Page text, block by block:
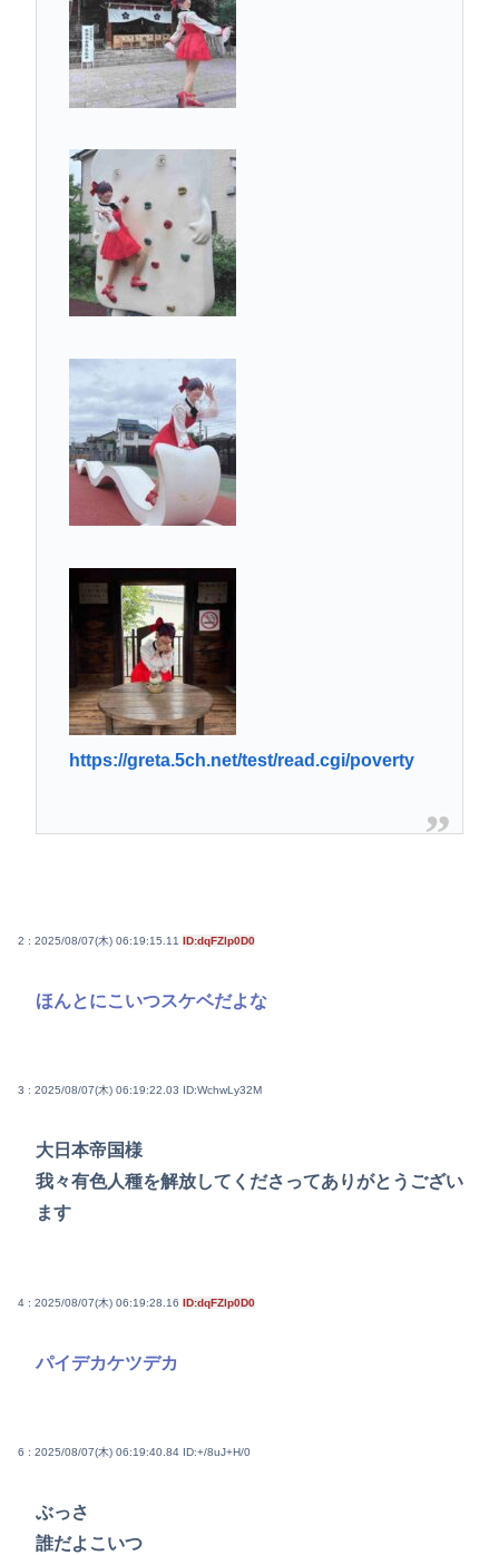
https://greta.5ch.net/test/read.cgi/poverty
2 : 2025/08/07(木) 06:19:15.11 ID:dqFZlp0D0
ほんとにこいつスケベだよな
3 : 2025/08/07(木) 06:19:22.03 ID:WchwLy32M
大日本帝国様
我々有色人種を解放してくださってありがとうござい
ます
4 : 2025/08/07(木) 06:19:28.16 ID:dqFZlp0D0
パイデカケツデカ
6 : 2025/08/07(木) 06:19:40.84 ID:+/8uJ+H/0
ぶっさ
誰だよこいつ